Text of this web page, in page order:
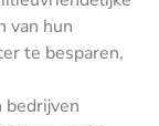
van hun
te besparen,
bedrijven